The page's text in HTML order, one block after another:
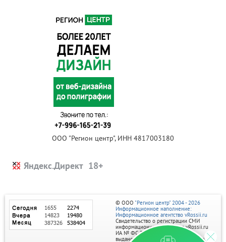
ООО "Регион центр", ИНН 4817003180
Яндекс.Директ
© ООО "Регион центр" 2004 - 2026
Информационное наполнение:
Информационное агентство vRossii.ru
Свидетельство о регистрации СМИ
информационного агентства vRossii.ru
ИА № ФС 77‑35502
выдано РОСКОМНАДЗОРом 04 марта